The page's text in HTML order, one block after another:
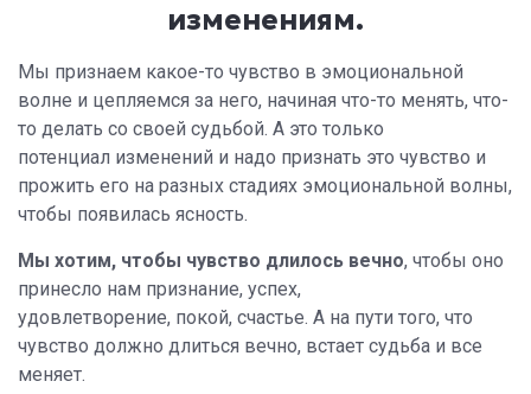
изменениям.
Мы признаем какое-то чувство в эмоциональной
волне и цепляемся за него, начиная что-то менять, что-
то делать со своей судьбой. А это только
потенциал изменений и надо признать это чувство и
прожить его на разных стадиях эмоциональной волны,
чтобы появилась ясность.
Мы хотим, чтобы чувство длилось вечно, чтобы оно
принесло нам признание, успех,
удовлетворение, покой, счастье. А на пути того, что
чувство должно длиться вечно, встает судьба и все
меняет.